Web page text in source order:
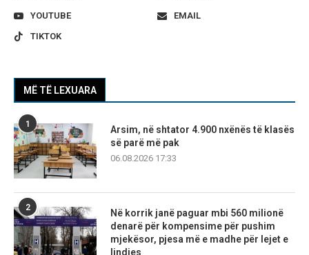
YOUTUBE
EMAIL
TIKTOK
MË TË LEXUARA
1
Arsim, në shtator 4.900 nxënës të klasës
së parë më pak
06.08.2026 17:33
2
Në korrik janë paguar mbi 560 milionë
denarë për kompensime për pushim
mjekësor, pjesa më e madhe për lejet e
lindjes